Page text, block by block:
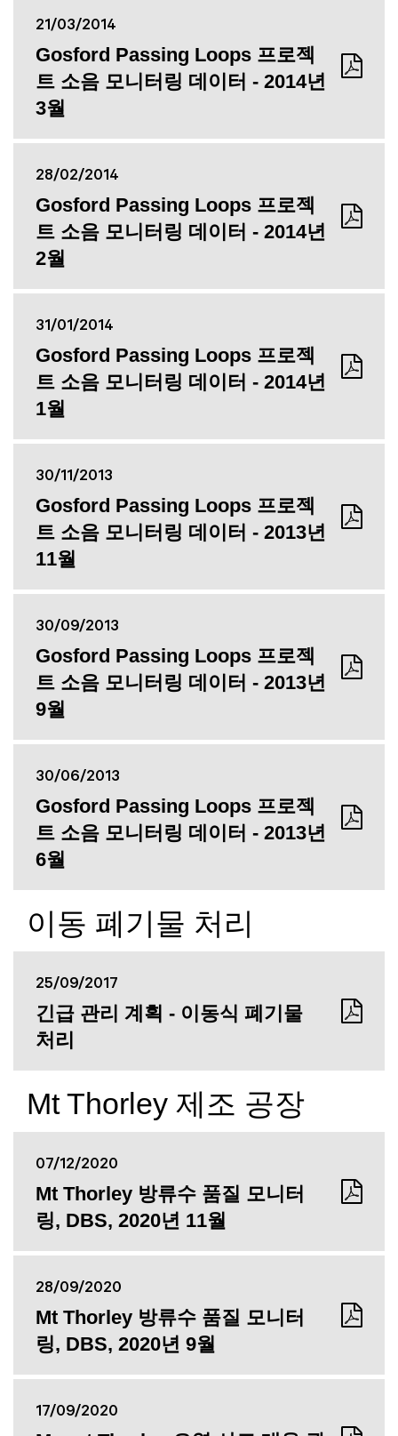
21/03/2014
Gosford Passing Loops 프로젝
트 소음 모니터링 데이터 - 2014년
3월
28/02/2014
Gosford Passing Loops 프로젝
트 소음 모니터링 데이터 - 2014년
2월
31/01/2014
Gosford Passing Loops 프로젝
트 소음 모니터링 데이터 - 2014년
1월
30/11/2013
Gosford Passing Loops 프로젝
트 소음 모니터링 데이터 - 2013년
11월
30/09/2013
Gosford Passing Loops 프로젝
트 소음 모니터링 데이터 - 2013년
9월
30/06/2013
Gosford Passing Loops 프로젝
트 소음 모니터링 데이터 - 2013년
6월
이동 폐기물 처리
25/09/2017
긴급 관리 계획 - 이동식 폐기물
처리
Mt Thorley 제조 공장
07/12/2020
Mt Thorley 방류수 품질 모니터
링, DBS, 2020년 11월
28/09/2020
Mt Thorley 방류수 품질 모니터
링, DBS, 2020년 9월
17/09/2020